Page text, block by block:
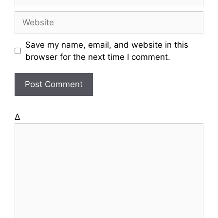
a
l
s
Save my name, email, and website in this
browser for the next time I comment.
Δ